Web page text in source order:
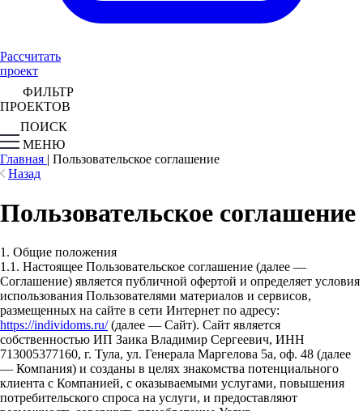
Рассчитать
проект
ФИЛЬТР
ПРОЕКТОВ
ПОИСК
МЕНЮ
Главная | Пользовательское соглашение
Назад
Пользовательское соглашение
1. Общие положения
1.1. Настоящее Пользовательское соглашение (далее —
Соглашение) является публичной офертой и определяет условия
использования Пользователями материалов и сервисов,
размещенных на сайте в сети Интернет по адресу:
https://individoms.ru/(далее — Сайт). Сайт является
собственностью ИП Заика Владимир Сергеевич, ИНН
713005377160, г. Тула, ул. Генерала Маргелова 5а, оф. 48 (далее
— Компания) и созданы в целях знакомства потенциального
клиента с Компанией, с оказываемыми услугами, повышения
потребительского спроса на услуги, и предоставляют